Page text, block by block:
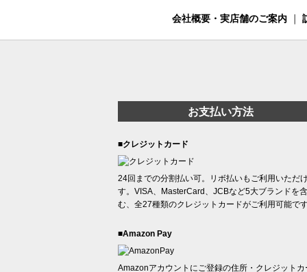
会社概要・実店舗のご案内
お支払い方法
■クレジットカード
24回までの分割払い可。リボ払いもご利用いただ
す。VISA、MasterCard、JCBなど5大ブランドを含
む、全27種類のクレジットカードがご利用可能で
■Amazon Pay
Amazonアカウントにご登録の住所・クレジットカ